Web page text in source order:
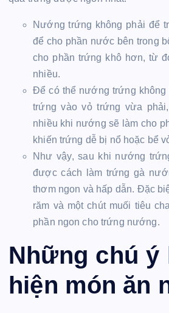
Nướng trứng không phải để
để cho phần nước bên trong
cho phần trứng khô hơn, từ
nhiều.
Để có thể nướng trứng không
trứng vào vỏ trứng vừa
nhiều khi nướng sẽ làm cho
khiến trứng dễ bị nổ hoặc bể
Như vậy, sau khi nướng
được cách làm trứng gà
thơm ngon và hấp dẫn. Đặc
răm và một chút muối tiêu
phần ngon cho trứng nướng.
Những chú
hiện món ăn